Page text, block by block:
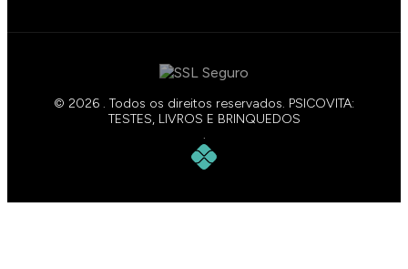
© 2026 . Todos os direitos reservados. PSICOVITA:
TESTES, LIVROS E BRINQUEDOS
.